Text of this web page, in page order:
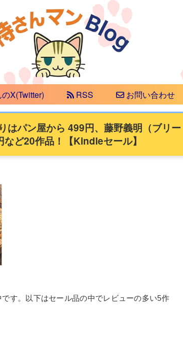
X(Twitter) RSS お問い合わせ
はパン屋から 499円、藤野義明（ブリー
ど20作品！【Kindleセール】
す。以下はセール品の中でレビューの多い5作